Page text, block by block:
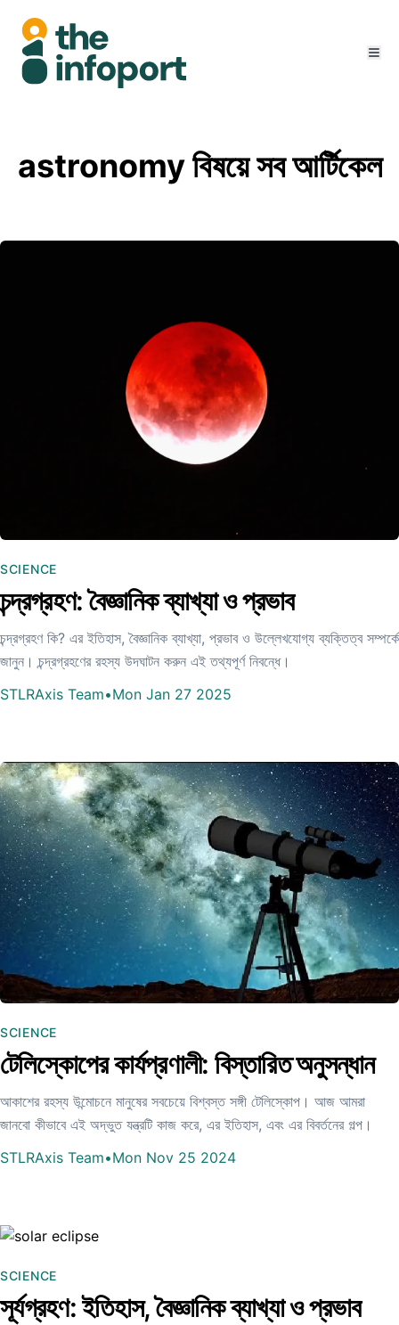
astronomy বিষয়ে সব আর্টিকেল
SCIENCE
চন্দ্রগ্রহণ: বৈজ্ঞানিক ব্যাখ্যা ও প্রভাব
চন্দ্রগ্রহণ কি? এর ইতিহাস, বৈজ্ঞানিক ব্যাখ্যা, প্রভাব ও উল্লেখযোগ্য ব্যক্তিত্ব সম্পর্কে
জানুন। চন্দ্রগ্রহণের রহস্য উদঘাটন করুন এই তথ্যপূর্ণ নিবন্ধে।
STLRAxis Team•Mon Jan 27 2025
SCIENCE
টেলিস্কোপের কার্যপ্রণালী: বিস্তারিত অনুসন্ধান
আকাশের রহস্য উন্মোচনে মানুষের সবচেয়ে বিশ্বস্ত সঙ্গী টেলিস্কোপ। আজ আমরা
জানবো কীভাবে এই অদ্ভুত যন্ত্রটি কাজ করে, এর ইতিহাস, এবং এর বিবর্তনের গল্প।
STLRAxis Team•Mon Nov 25 2024
SCIENCE
সূর্যগ্রহণ: ইতিহাস, বৈজ্ঞানিক ব্যাখ্যা ও প্রভাব